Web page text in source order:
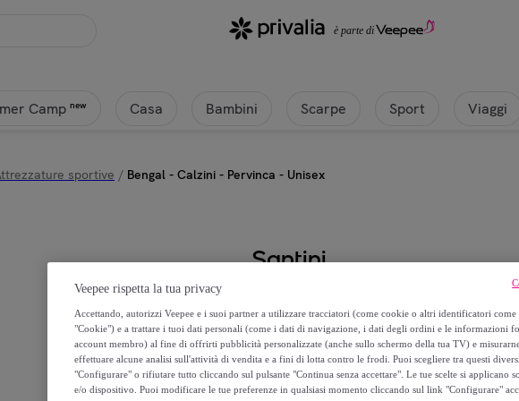
Camp new Casa Bambini Scarpe Sport Viaggi
sportive / Bengal - Calzini - Pervinca - Unisex
Santini
8,00 €
15,00 €
Veepee rispetta la tua privacy
Accettando, autorizzi Veepee e i suoi partner a utilizzare tracciatori (come cookie o altri identificatori come
"Cookie") e a trattare i tuoi dati personali (come i dati di navigazione, i dati degli ordini e le informazioni
account membro) al fine di offrirti pubblicità personalizzate (anche sullo schermo della tua TV) e
effettuare alcune analisi sull'attività di vendita e a fini di lotta contro le frodi. Puoi scegliere tra questi
"Configurare" o rifiutare tutto cliccando sul pulsante "Continua senza accettare". Le tue scelte si applicano
e/o dispositivo. Puoi modificare le tue preferenze in qualsiasi momento cliccando sul link "Configurare"